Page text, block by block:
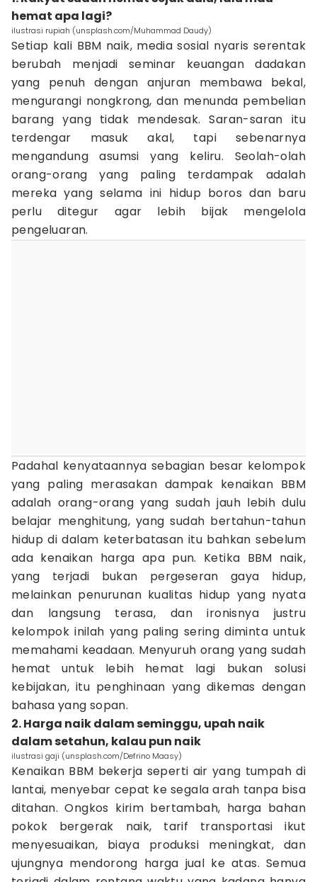
hemat apa lagi?
ilustrasi rupiah (unsplash.com/Muhammad Daudy)
Setiap kali BBM naik, media sosial nyaris serentak
berubah menjadi seminar keuangan dadakan
yang penuh dengan anjuran membawa bekal,
mengurangi nongkrong, dan menunda pembelian
barang yang tidak mendesak. Saran-saran itu
terdengar masuk akal, tapi sebenarnya
mengandung asumsi yang keliru. Seolah-olah
orang-orang yang paling terdampak adalah
mereka yang selama ini hidup boros dan baru
perlu ditegur agar lebih bijak mengelola
pengeluaran.
Padahal kenyataannya sebagian besar kelompok
yang paling merasakan dampak kenaikan BBM
adalah orang-orang yang sudah jauh lebih dulu
belajar menghitung, yang sudah bertahun-tahun
hidup di dalam keterbatasan itu bahkan sebelum
ada kenaikan harga apa pun. Ketika BBM naik,
yang terjadi bukan pergeseran gaya hidup,
melainkan penurunan kualitas hidup yang nyata
dan langsung terasa, dan ironisnya justru
kelompok inilah yang paling sering diminta untuk
memahami keadaan. Menyuruh orang yang sudah
hemat untuk lebih hemat lagi bukan solusi
kebijakan, itu penghinaan yang dikemas dengan
bahasa yang sopan.
2. Harga naik dalam seminggu, upah naik
dalam setahun, kalau pun naik
ilustrasi gaji (unsplash.com/Defrino Maasy)
Kenaikan BBM bekerja seperti air yang tumpah di
lantai, menyebar cepat ke segala arah tanpa bisa
ditahan. Ongkos kirim bertambah, harga bahan
pokok bergerak naik, tarif transportasi ikut
menyesuaikan, biaya produksi meningkat, dan
ujungnya mendorong harga jual ke atas. Semua